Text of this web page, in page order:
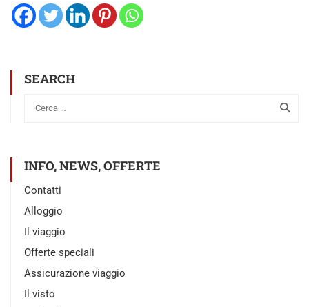
SEARCH
INFO, NEWS, OFFERTE
Contatti
Alloggio
Il viaggio
Offerte speciali
Assicurazione viaggio
Il visto